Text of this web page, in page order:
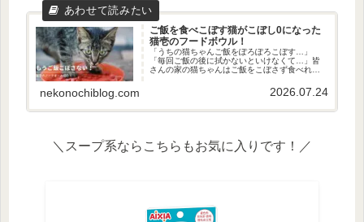
ご飯を食べこぼす猫がこぼし0になった
猫壱のフードボウル！
「うちの猫ちゃんご飯をぽろぽろこぼす…」
「毎回ご飯の後に拭かないといけなくて…」皆
さんの家の猫ちゃんはご飯をこぼさず食べれて
をつぶっているので（なぜ？）ごはんを容器の
周りにぽろぽろ落としていました。...
nekonochiblog.com 2026.07.24
＼スープ系ならこちらもお気に入りです！／